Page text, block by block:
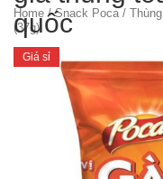
Home /Snack Poca /
(37g)
Giá sỉ